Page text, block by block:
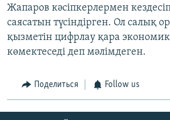
Жапаров кәсіпкерлермен
саясатын түсіндірген. Ол салық
қызметін цифрлау қара
көмектеседі деп мәлімдеген.
Поделиться Follow us